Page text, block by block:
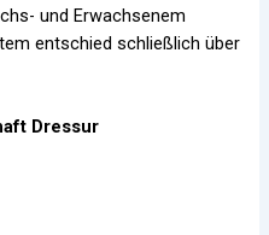
und Erwachsenem
entschied schließlich über
Dressur